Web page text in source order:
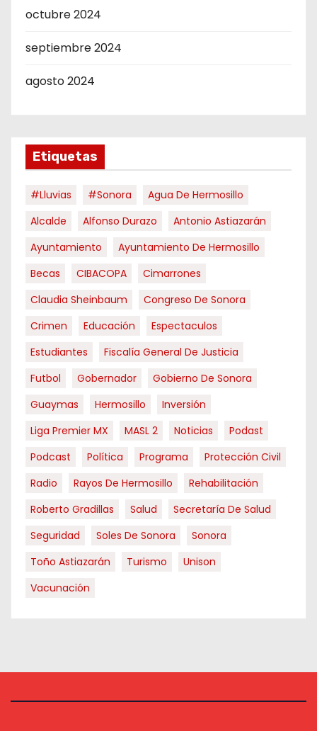
octubre 2024
septiembre 2024
agosto 2024
Etiquetas
#Lluvias #Sonora
Agua De Hermosillo
Alcalde
Alfonso Durazo
Antonio Astiazarán
Ayuntamiento
Ayuntamiento De Hermosillo
Becas
CIBACOPA
Cimarrones
Claudia Sheinbaum
Congreso De Sonora
Crimen
Educación
Espectaculos
Estudiantes
Fiscalía General De Justicia
Futbol
Gobernador
Gobierno De Sonora
Guaymas
Hermosillo
Inversión
Liga Premier MX
MASL 2 Noticias
Podast
Podcast
Política Programa
Protección Civil
Radio
Rayos De Hermosillo
Rehabilitación
Roberto Gradillas
Salud
Secretaría De Salud
Seguridad
Soles De Sonora
Sonora
Toño Astiazarán
Turismo
Unison
Vacunación